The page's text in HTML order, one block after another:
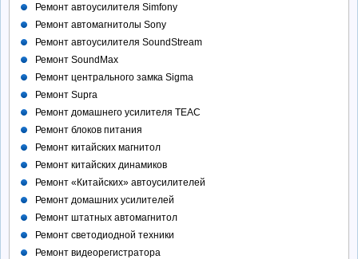
Ремонт автоусилителя Simfony
Ремонт автомагнитолы Sony
Ремонт автоусилителя SoundStream
Ремонт SoundMax
Ремонт центрального замка Sigma
Ремонт Supra
Ремонт домашнего усилителя TEAC
Ремонт блоков питания
Ремонт китайских магнитол
Ремонт китайских динамиков
Ремонт «Китайских» автоусилителей
Ремонт домашних усилителей
Ремонт штатных автомагнитол
Ремонт светодиодной техники
Ремонт видеорегистратора